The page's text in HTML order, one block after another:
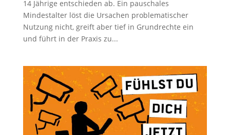
14 Jährige entschieden ab. Ein pauschales
Mindestalter löst die Ursachen problematischer
Nutzung nicht, greift aber tief in Grundrechte ein
und führt in der Praxis zu...